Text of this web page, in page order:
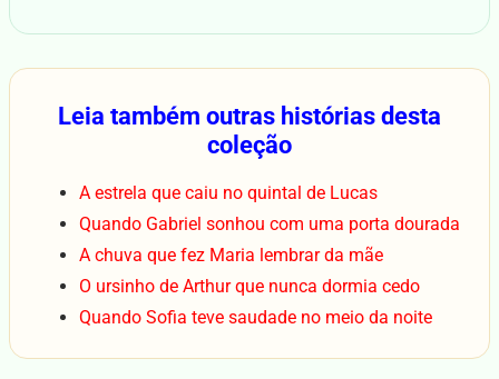
Leia também outras histórias desta
coleção
A estrela que caiu no quintal de Lucas
Quando Gabriel sonhou com uma porta dourada
A chuva que fez Maria lembrar da mãe
O ursinho de Arthur que nunca dormia cedo
Quando Sofia teve saudade no meio da noite